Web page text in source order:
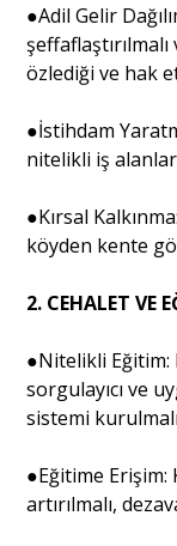
●Adil Gelir
özlediği ve hak
●İstihdam
nitelikli iş
●Kırsal
köyden kente
2. CEHALET VE
●Nitelikli Eğitim:
sorgulayıcı ve
sistemi
●Eğitime Erişim:
artırılmalı,